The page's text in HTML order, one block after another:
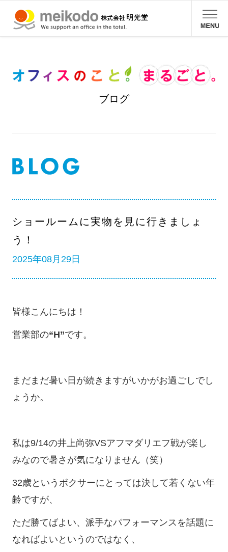
ブログ
ショールームに実物を見に行きましょ
う！
2025年08月29日
皆様こんにちは！
営業部の“H”です。
まだまだ暑い日が続きますがいかがお過ごしでし
ょうか。
私は9/14の井上尚弥VSアフマダリエフ戦が楽し
みなので暑さが気になりません（笑）
32歳というボクサーにとっては決して若くない年
齢ですが、
ただ勝てばよい、派手なパフォーマンスを話題に
なればよいというのではなく、